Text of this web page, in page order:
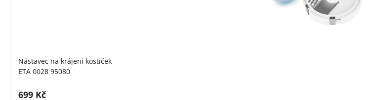
Nástavec na krájení kostiček
ETA 0028 95080
Cena s DPH:
699 Kč